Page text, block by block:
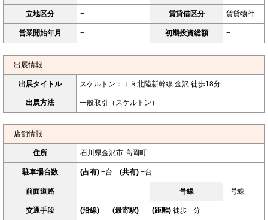
立地区分 − 賃貸借区分 賃貸物件
営業開始年月 − 初期投資総額 −
－出展情報
出展タイトル スケルトン：ＪＲ北陸新幹線 金沢 徒歩18分
出展方法 一般取引（スケルトン）
－店舗情報
住所 石川県金沢市 高岡町
駐車場台数 (占有) −台 (共有) −台
前面道路 − 号線 −号線
交通手段 (沿線) − (最寄駅) − (距離) 徒歩 −分